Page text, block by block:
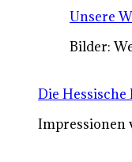
Unsere
Bilder:
Die Hessische
Impressionen